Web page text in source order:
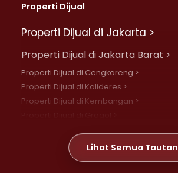
Properti Dijual
Properti Dijual di Jakarta >
Properti Dijual di Jakarta Barat >
Properti Dijual di Cengkareng >
Properti Dijual di Kalideres >
Properti Dijual di Kembangan >
Properti Dijual di Meruya >
Properti Dijual di Jelambar >
Lihat Semua Tautan